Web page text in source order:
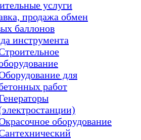
услуги
продажа обмен
баллонов
инструмента
для
работ
оборудование